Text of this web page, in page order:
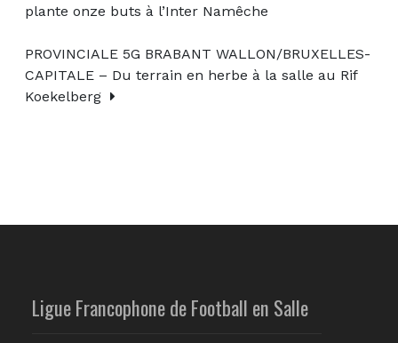
plante onze buts à l’Inter Namêche
PROVINCIALE 5G BRABANT WALLON/BRUXELLES-
CAPITALE – Du terrain en herbe à la salle au Rif
Koekelberg
Ligue Francophone de Football en Salle